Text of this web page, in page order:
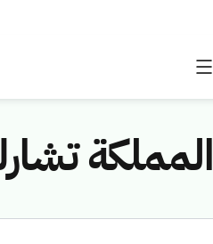
المملكة تشارك في الدورة 65